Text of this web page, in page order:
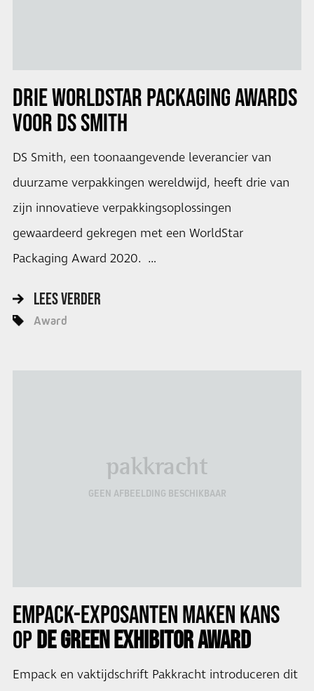
DRIEWORLDSTAR PACKAGING AWARDS
VOOR DS SMITH
DS Smith, een toonaangevende leverancier van
duurzame verpakkingen wereldwijd, heeft drie van
zijn innovatieve verpakkingsoplossingen
gewaardeerd gekregen met een WorldStar
Packaging Award 2020. …
LEES VERDER
Award
pakkracht
GEEN AFBEELDING BESCHIKBAAR
EMPACK-EXPOSANTEN MAKEN KANS
OPDE GREEN EXHIBITOR AWARD
Empack en vaktijdschrift Pakkracht introduceren dit